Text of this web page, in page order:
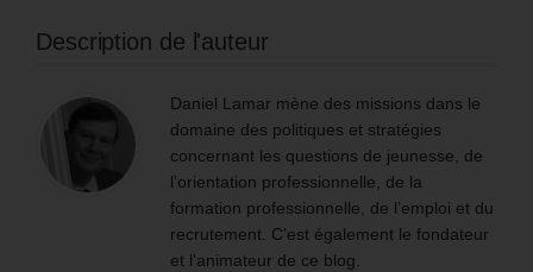
Description de l'auteur
Daniel Lamar mène des missions dans le
domaine des politiques et stratégies
concernant les questions de jeunesse, de
l’orientation professionnelle, de la
formation professionnelle, de l’emploi et du
recrutement. C'est également le fondateur
et l'animateur de ce blog.